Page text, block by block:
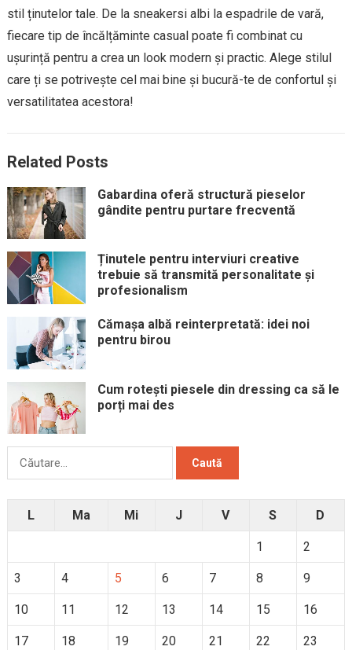
stil ținutelor tale. De la sneakersi albi la espadrile de vară,
fiecare tip de încălțăminte casual poate fi combinat cu
ușurință pentru a crea un look modern și practic. Alege stilul
care ți se potrivește cel mai bine și bucură-te de confortul și
versatilitatea acestora!
Related Posts
Gabardina oferă structură pieselor
gândite pentru purtare frecventă
Ținutele pentru interviuri creative
trebuie să transmită personalitate și
profesionalism
Cămașa albă reinterpretată: idei noi
pentru birou
Cum rotești piesele din dressing ca să le
porți mai des
Caută
L Ma Mi J V S D
1 2
3 4 5 6 7 8 9
10 11 12 13 14 15 16
17 18 19 20 21 22 23